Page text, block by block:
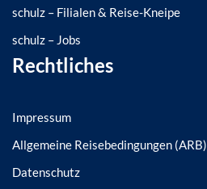
schulz – Filialen & Reise-Kneipe
schulz – Jobs
Rechtliches
Impressum
Allgemeine Reisebedingungen (ARB)
Datenschutz